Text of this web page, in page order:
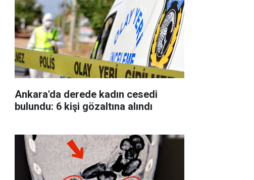
Ankara'da derede kadın cesedi
bulundu: 6 kişi gözaltına alındı